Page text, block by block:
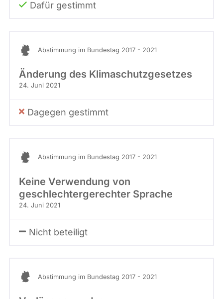
Dafür gestimmt
Abstimmung im Bundestag 2017 - 2021
Änderung des Klimaschutzgesetzes
24. Juni 2021
Dagegen gestimmt
Abstimmung im Bundestag 2017 - 2021
Keine Verwendung von
geschlechtergerechter Sprache
24. Juni 2021
Nicht beteiligt
Abstimmung im Bundestag 2017 - 2021